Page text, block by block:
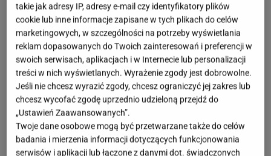
odsłonach, ale nie tracą przy tym swojego
ponadczasowego charakteru.Kolczykikoła z
zawieszkamito doskonała propozycja dlakobiet,
które pragną połączyć klasykę z nutą oryginalności.
Zawieszki w formie perły, czy masy perłowej nadają
kolczykom indywidualny charakter i dodają finezji.
Ten rodzaj kolczyków świetnie sprawdzi się w
stylizacjach boho. Z kolei w zestawieniu z elegancką
sukienką na wieczór, kolczyki z subtelną zawieszką
takie jak adresy IP, adresy e-mail czy identyfikatory plików
cookie lub inne informacje zapisane w tych plikach do celów
marketingowych, w szczególności na potrzeby wyświetlania
reklam dopasowanych do Twoich zainteresowań i preferencji w
swoich serwisach, aplikacjach i w Internecie lub personalizacji
treści w nich wyświetlanych. Wyrażenie zgody jest dobrowolne.
Jeśli nie chcesz wyrazić zgody, chcesz ograniczyć jej zakres lub
chcesz wycofać zgodę uprzednio udzieloną przejdź do
„Ustawień Zaawansowanych”.
Twoje dane osobowe mogą być przetwarzane także do celów
badania i mierzenia informacji dotyczących funkcjonowania
serwisów i aplikacji lub łączone z danymi dot. świadczonych